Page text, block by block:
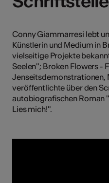
Conny Giammarresi lebt
Künstlerin und Medium in
vielseitige Projekte
Seelen"; Broken Flowers -
Jenseitsdemonstrationen,
veröffentlichte über den
autobiografischen Roman
Lies mich!".